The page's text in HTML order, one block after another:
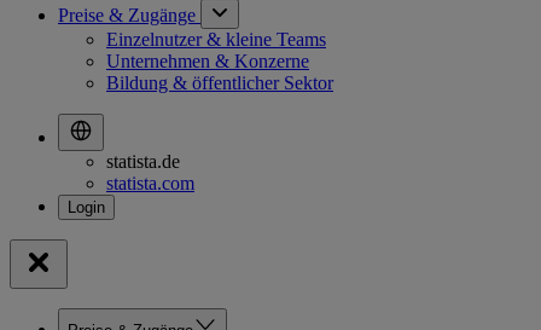
Preise & Zugänge
Einzelnutzer & kleine Teams
Unternehmen & Konzerne
Bildung & öffentlicher Sektor
statista.de
statista.com